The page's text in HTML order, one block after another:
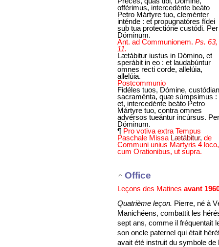
offérimus, intercedénte beáto
Petro Mártyre tuo, cleménter
inténde : et propugnatóres fídei
sub tua protectióne custódi. Per
Dóminum.
Ant. ad Communionem. Ps. 63,
11.
Lætábitur iustus in Dómino, et
sperábit in eo : et laudabúntur
omnes recti corde, allelúia,
allelúia.
Postcommunio
Fidéles tuos, Dómine,
sacraménta, quæ súmpsimus :
et, intercedénte beáto Petro
Mártyre tuo, contra omnes
advérsos tueántur incúrsus. Per
Dóminum.
¶ Pro votiva extra Tempus
Paschale Missa Lætábitur, de
Communi unius Martyris 4 loco,
cum Orationibus, ut supra.
Office
Leçons des Matines avant
Quatrième leçon. Pierre, né à
Manichéens, combattit les
sept ans, comme il fréquentait
son oncle paternel qui était
avait été instruit du symbole